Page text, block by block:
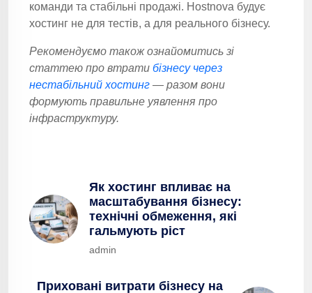
команди та стабільні продажі. Hostnova будує
хостинг не для тестів, а для реального бізнесу.
Рекомендуємо також ознайомитись зі
статтею про втрати бізнесу через
нестабільний хостинг — разом вони
формують правильне уявлення про
інфраструктуру.
Як хостинг впливає на
масштабування бізнесу:
технічні обмеження, які
гальмують ріст
admin
Приховані витрати бізнесу на